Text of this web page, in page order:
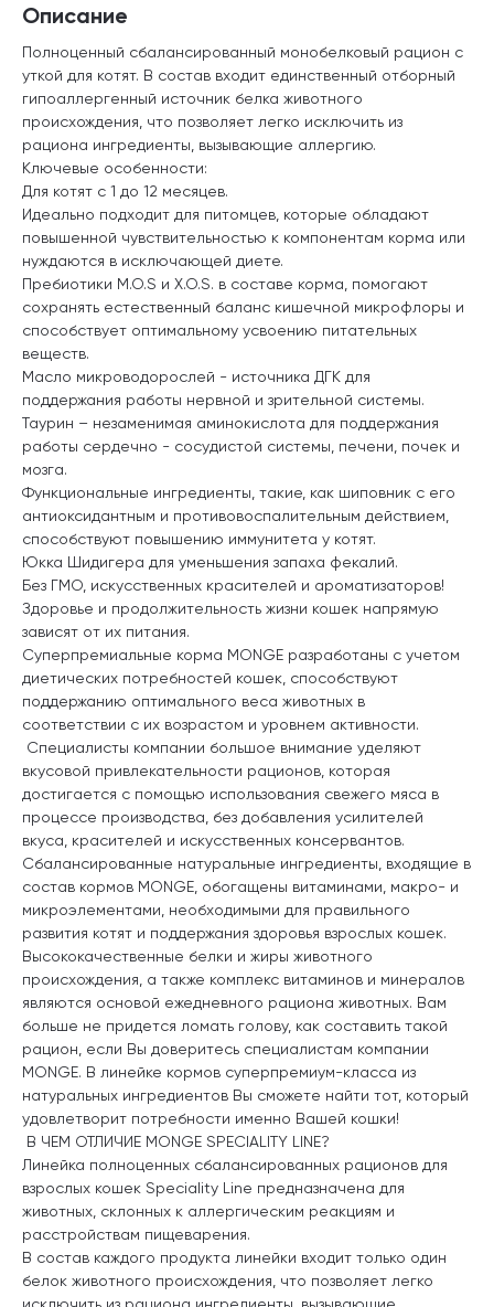
Описание
Полноценный сбалансированный монобелковый рацион с
уткой для котят. В состав входит единственный отборный
гипоаллергенный источник белка животного
происхождения, что позволяет легко исключить из
рациона ингредиенты, вызывающие аллергию.
Ключевые особенности:
Для котят с 1 до 12 месяцев.
Идеально подходит для питомцев, которые обладают
повышенной чувствительностью к компонентам корма или
нуждаются в исключающей диете.
Пребиотики М.О.S и X.O.S. в составе корма, помогают
сохранять естественный баланс кишечной микрофлоры и
способствует оптимальному усвоению питательных
веществ.
Масло микроводорослей - источника ДГК для
поддержания работы нервной и зрительной системы.
Таурин – незаменимая аминокислота для поддержания
работы сердечно - сосудистой системы, печени, почек и
мозга.
Функциональные ингредиенты, такие, как шиповник с его
антиоксидантным и противовоспалительным действием,
способствуют повышению иммунитета у котят.
Юкка Шидигера для уменьшения запаха фекалий.
Без ГМО, искусственных красителей и ароматизаторов!
Здоровье и продолжительность жизни кошек напрямую
зависят от их питания.
Суперпремиальные корма MONGE разработаны с учетом
диетических потребностей кошек, способствуют
поддержанию оптимального веса животных в
соответствии с их возрастом и уровнем активности.
Специалисты компании большое внимание уделяют
вкусовой привлекательности рационов, которая
достигается с помощью использования свежего мяса в
процессе производства, без добавления усилителей
вкуса, красителей и искусственных консервантов.
Сбалансированные натуральные ингредиенты, входящие в
состав кормов MONGE, обогащены витаминами, макро- и
микроэлементами, необходимыми для правильного
развития котят и поддержания здоровья взрослых кошек.
Высококачественные белки и жиры животного
происхождения, а также комплекс витаминов и минералов
являются основой ежедневного рациона животных. Вам
больше не придется ломать голову, как составить такой
рацион, если Вы доверитесь специалистам компании
MONGE. В линейке кормов суперпремиум-класса из
натуральных ингредиентов Вы сможете найти тот, который
удовлетворит потребности именно Вашей кошки!
В ЧЕМ ОТЛИЧИЕ MONGE SPECIALITY LINE?
Линейка полноценных сбалансированных рационов для
взрослых кошек Speciality Line предназначена для
животных, склонных к аллергическим реакциям и
расстройствам пищеварения.
В состав каждого продукта линейки входит только один
белок животного происхождения, что позволяет легко
исключить из рациона ингредиенты, вызывающие